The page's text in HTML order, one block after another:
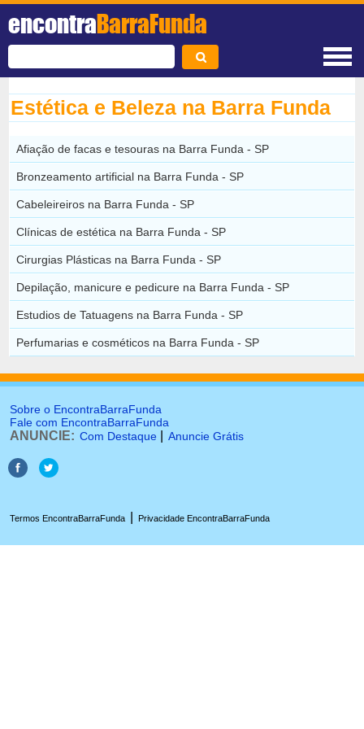
encontraBarraFunda
Estética e Beleza na Barra Funda
Afiação de facas e tesouras na Barra Funda - SP
Bronzeamento artificial na Barra Funda - SP
Cabeleireiros na Barra Funda - SP
Clínicas de estética na Barra Funda - SP
Cirurgias Plásticas na Barra Funda - SP
Depilação, manicure e pedicure na Barra Funda - SP
Estudios de Tatuagens na Barra Funda - SP
Perfumarias e cosméticos na Barra Funda - SP
Sobre o EncontraBarraFunda
Fale com EncontraBarraFunda
ANUNCIE: Com Destaque Anuncie Grátis
Termos EncontraBarraFunda Privacidade EncontraBarraFunda